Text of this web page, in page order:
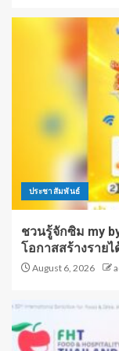
ประชาสัมพันธ์
ชวนรู้จักซิม my
โอกาสสร้างราย
August 6, 2026